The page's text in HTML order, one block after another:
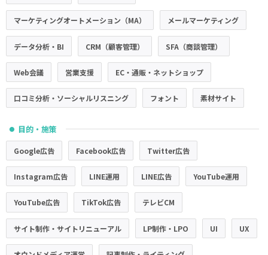
マーケティングオートメーション（MA） メールマーケティング
データ分析・BI CRM（顧客管理） SFA（商談管理）
Web会議 営業支援 EC・通販・ネットショップ
口コミ分析・ソーシャルリスニング フォント 素材サイト
● 目的・施策
Google広告 Facebook広告 Twitter広告
Instagram広告 LINE運用 LINE広告 YouTube運用
YouTube広告 TikTok広告 テレビCM
サイト制作・サイトリニューアル LP制作・LPO UI UX